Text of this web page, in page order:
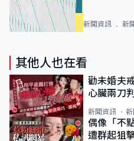
新聞資訊 新
其他人也在看
勸未婚夫
心臟兩刀
新聞資訊
偶像「不
遭群起狙